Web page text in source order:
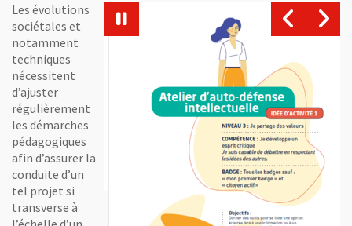
des badges
Vue agrandie de l'image
Vue agrandie de l'image
Les évolutions
sociétales et
notamment
techniques
nécessitent
d’ajuster
régulièrement
les démarches
pédagogiques
afin d’assurer la
conduite d’un
tel projet si
transverse à